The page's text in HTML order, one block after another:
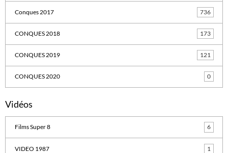
Conques 2017 736
CONQUES 2018 173
CONQUES 2019 121
CONQUES 2020 0
Vidéos
Films Super 8 6
VIDEO 1987 1